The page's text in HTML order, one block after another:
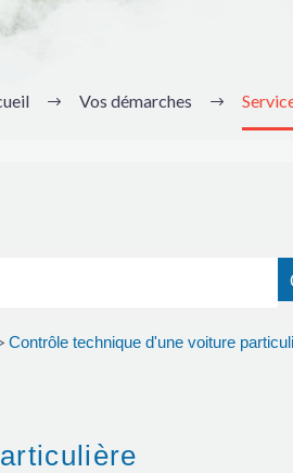
Vos démarches
> Contrôle technique d'une voiture